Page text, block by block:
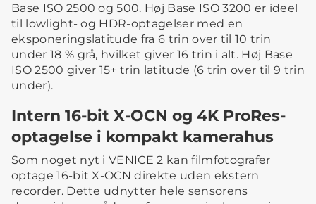
Base ISO 2500 og 500. Høj Base ISO 3200 er ideel
til lowlight- og HDR-optagelser med en
eksponeringslatitude fra 6 trin over til 10 trin
under 18 % grå, hvilket giver 16 trin i alt. Høj Base
ISO 2500 giver 15+ trin latitude (6 trin over til 9 trin
under).
Intern 16-bit X-OCN og 4K ProRes-
optagelse i kompakt kamerahus
Som noget nyt i VENICE 2 kan filmfotografer
optage 16-bit X-OCN direkte uden ekstern
recorder. Dette udnytter hele sensorens